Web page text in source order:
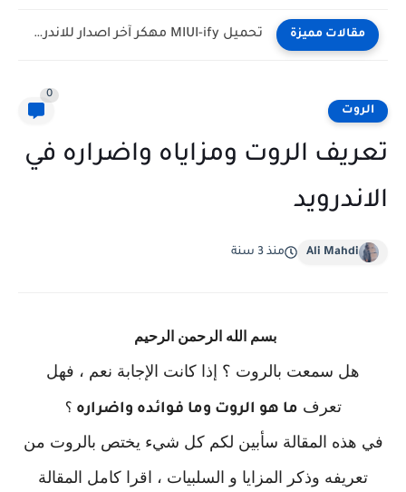
مقالات مميزة تحميل MIUI-ify مهكر آخر اصدار للاندرويد
الروت
0
تعريف الروت ومزاياه واضراره في
الاندرويد
Ali Mahdi منذ 3 سنة
بسم الله الرحمن الرحيم
هل سمعت بالروت ؟ إذا كانت الإجابة نعم ، فهل
تعرف ما هو الروت وما فوائده واضراره ؟
في هذه المقالة سأبين لكم كل شيء يختص بالروت من
تعريفه وذكر المزايا و السلبيات ، اقرا كامل المقالة